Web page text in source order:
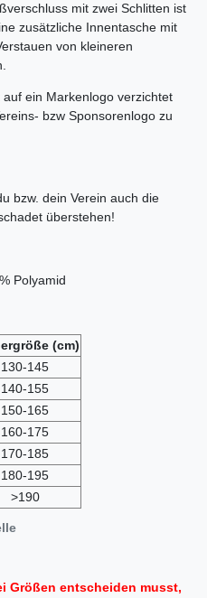
mit zwei Schlitten ist
zusätzliche Innentasche mit
von kleineren
ein Markenlogo verzichtet
bzw Sponsorenlogo zu
bzw. dein Verein auch die
überstehen!
Polyamid
(cm)
130-145
140-155
150-165
160-175
170-185
180-195
>190
Größen entscheiden musst,